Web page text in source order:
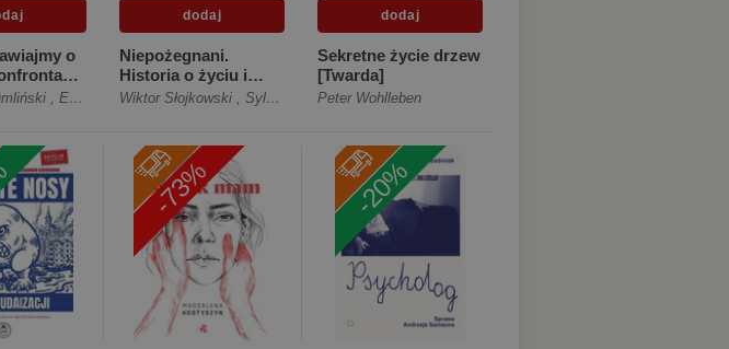
o
, Ewa Kurek
Niepożegnani.
Historia o życiu i
śmierci [Miękka ze
Wiktor Słojkowski , Sylwia Peretti
Sekretne życie drzew
[Twarda]
Peter Wohlleben
-73% -20%